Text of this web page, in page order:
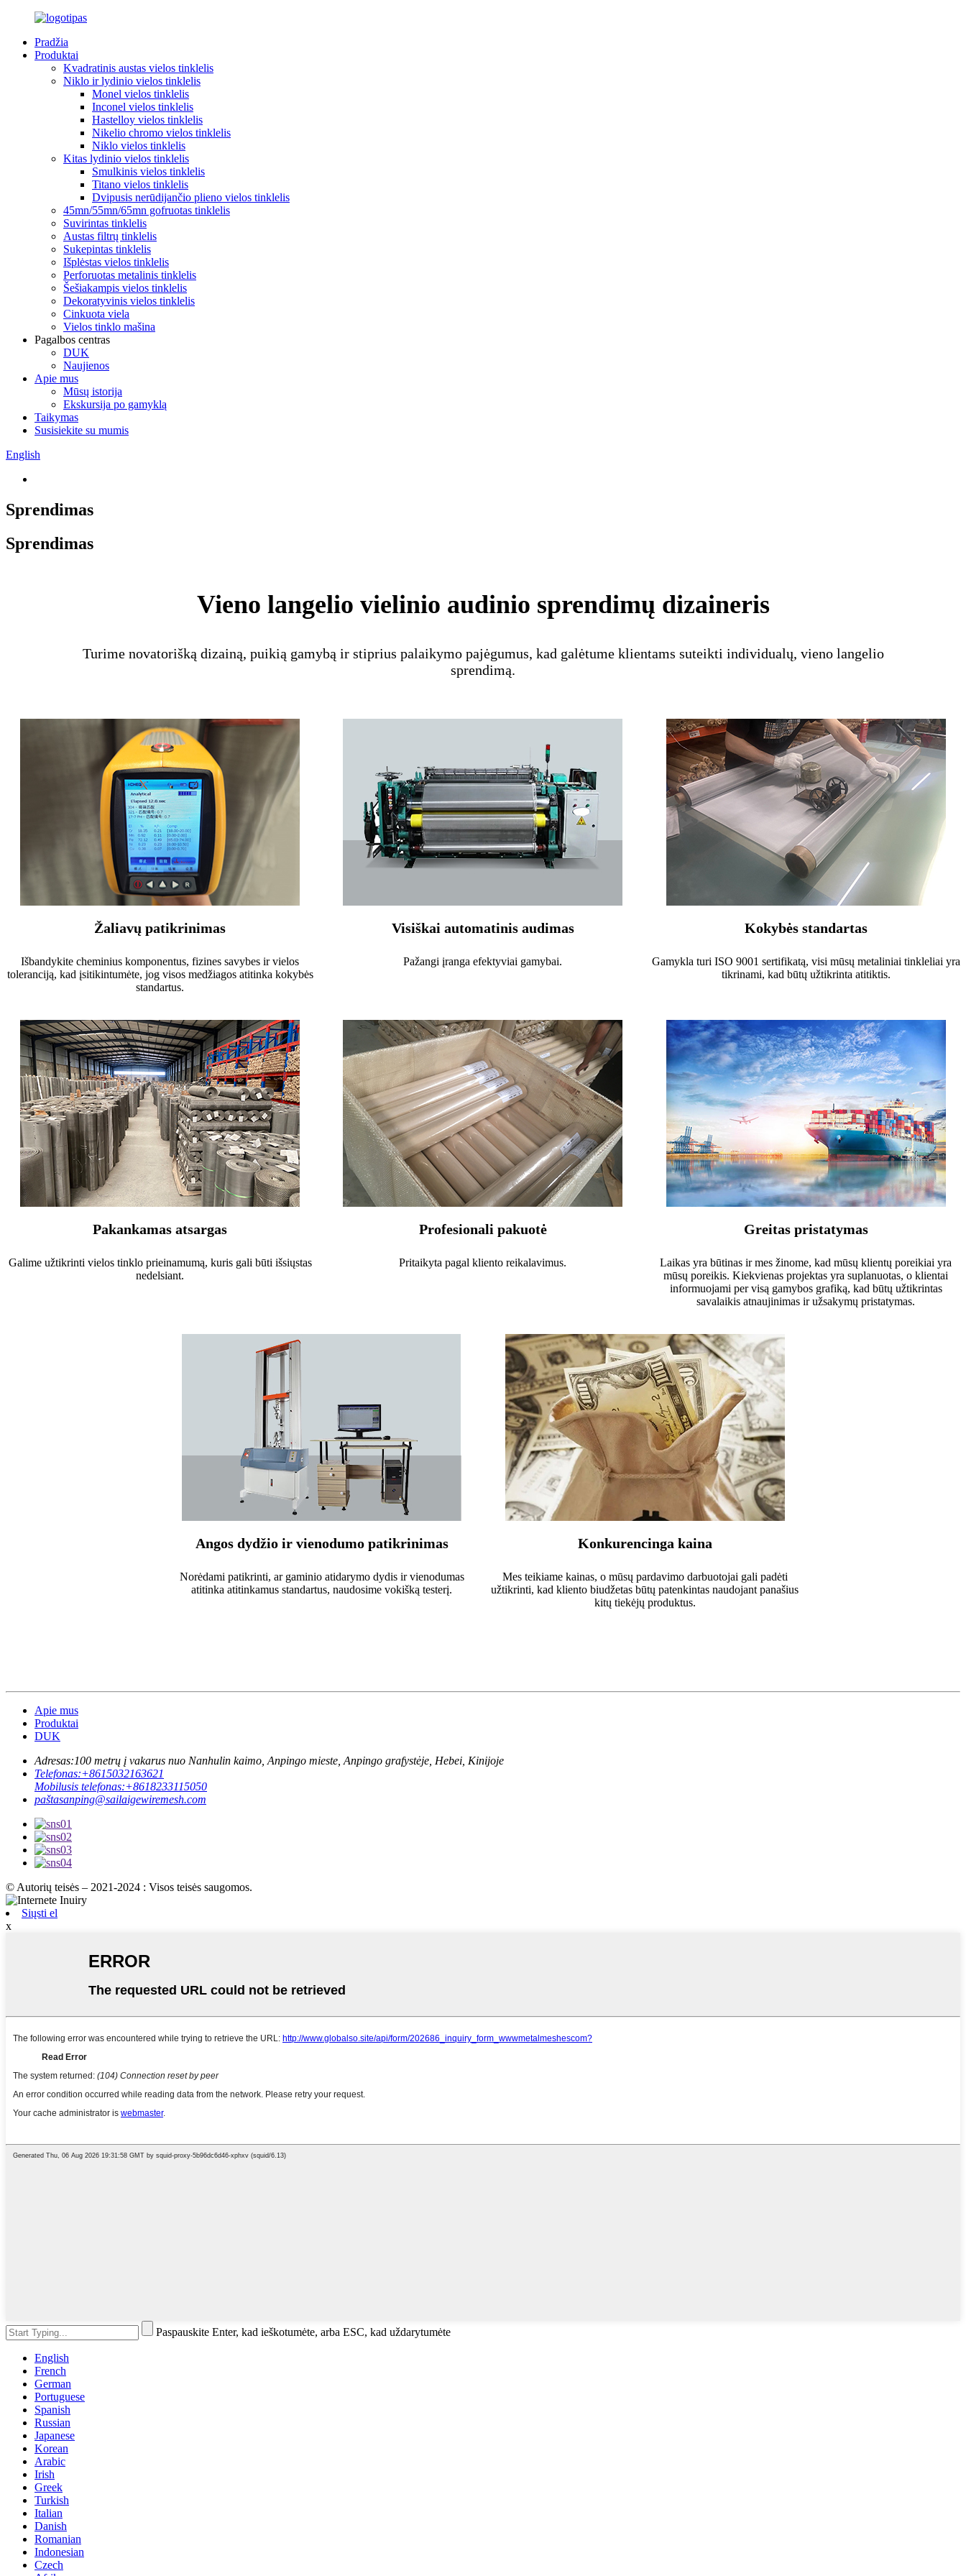
Pradžia
Produktai
Kvadratinis austas vielos tinklelis
Niklo ir lydinio vielos tinklelis
Monel vielos tinklelis
Inconel vielos tinklelis
Hastelloy vielos tinklelis
Nikelio chromo vielos tinklelis
Niklo vielos tinklelis
Kitas lydinio vielos tinklelis
Smulkinis vielos tinklelis
Titano vielos tinklelis
Dvipusis nerūdijančio plieno vielos tinklelis
45mn/55mn/65mn gofruotas tinklelis
Suvirintas tinklelis
Austas filtrų tinklelis
Sukepintas tinklelis
Išplėstas vielos tinklelis
Perforuotas metalinis tinklelis
Šešiakampis vielos tinklelis
Dekoratyvinis vielos tinklelis
Cinkuota viela
Vielos tinklo mašina
Pagalbos centras
DUK
Naujienos
Apie mus
Mūsų istorija
Ekskursija po gamyklą
Taikymas
Susisiekite su mumis
English
Sprendimas
Sprendimas
Vieno langelio vielinio audinio sprendimų dizaineris
Turime novatorišką dizainą, puikią gamybą ir stiprius palaikymo pajėgumus, kad galėtume klientams suteikti individualų, vieno langelio
sprendimą.
Žaliavų patikrinimas
Išbandykite cheminius komponentus, fizines savybes ir vielos
toleranciją, kad įsitikintumėte, jog visos medžiagos atitinka kokybės
standartus.
Visiškai automatinis audimas
Pažangi įranga efektyviai gamybai.
Kokybės standartas
Gamykla turi ISO 9001 sertifikatą, visi mūsų metaliniai tinkleliai yra
tikrinami, kad būtų užtikrinta atitiktis.
Pakankamas atsargas
Galime užtikrinti vielos tinklo prieinamumą, kuris gali būti išsiųstas
nedelsiant.
Profesionali pakuotė
Pritaikyta pagal kliento reikalavimus.
Greitas pristatymas
Laikas yra būtinas ir mes žinome, kad mūsų klientų poreikiai yra
mūsų poreikis. Kiekvienas projektas yra suplanuotas, o klientai
informuojami per visą gamybos grafiką, kad būtų užtikrintas
savalaikis atnaujinimas ir užsakymų pristatymas.
Angos dydžio ir vienodumo patikrinimas
Norėdami patikrinti, ar gaminio atidarymo dydis ir vienodumas
atitinka atitinkamus standartus, naudosime vokišką testerį.
Konkurencinga kaina
Mes teikiame kainas, o mūsų pardavimo darbuotojai gali padėti
užtikrinti, kad kliento biudžetas būtų patenkintas naudojant panašius
kitų tiekėjų produktus.
Apie mus
Produktai
DUK
Adresas:100 metrų į vakarus nuo Nanhulin kaimo, Anpingo mieste, Anpingo grafystėje, Hebei, Kinijoje
Telefonas:+8615032163621
Mobilusis telefonas:+8618233115050
paštasanping@sailaigewiremesh.com
© Autorių teisės – 2021-2024 : Visos teisės saugomos.
Siųsti el
x
Paspauskite Enter, kad ieškotumėte, arba ESC, kad uždarytumėte
English
French
German
Portuguese
Spanish
Russian
Japanese
Korean
Arabic
Irish
Greek
Turkish
Italian
Danish
Romanian
Indonesian
Czech